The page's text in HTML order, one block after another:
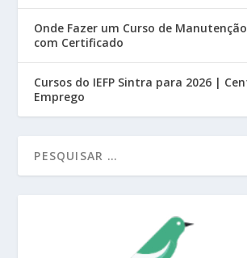
Onde Fazer um Curso de
com Certificado
Cursos do IEFP Sintra para 2026 |
Emprego